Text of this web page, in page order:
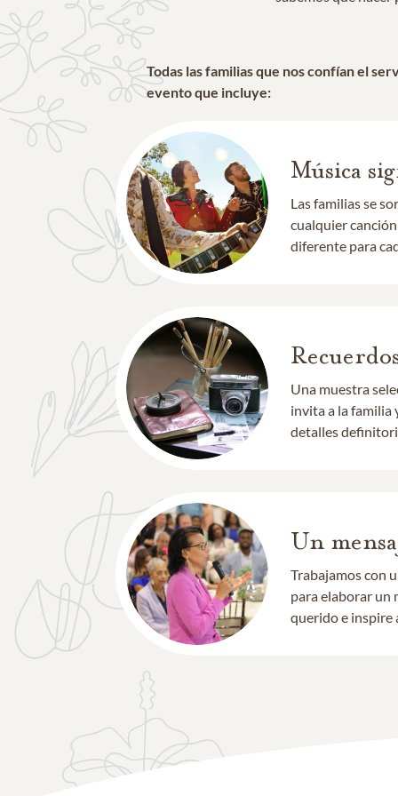
Todas las familias que nos confían el
evento que incluye:
Música
Las familias se
cualquier
diferente para
Una muestra
invita a la familia
detalles
Un
Trabajamos con
para elaborar un
querido e inspire